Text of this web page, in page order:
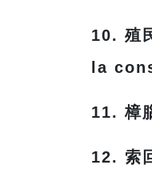
10. 殖
la
11. 樟
12. 索